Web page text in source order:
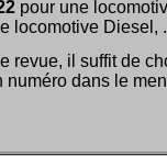
pour une
locomotive Diesel,
revue, il suffit de
numéro dans le